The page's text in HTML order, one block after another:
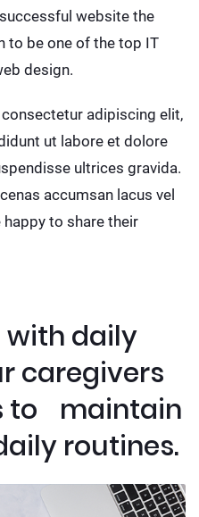
website the
to be one of the top IT
design.
adipiscing elit,
ut labore et dolore
ultrices gravida.
accumsan lacus vel
to share their
with daily
caregivers
to maintain
routines.